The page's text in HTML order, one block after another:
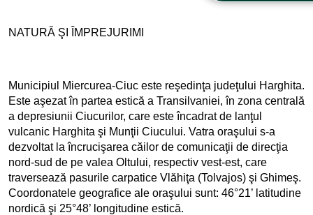
NATURĂ ŞI ÎMPREJURIMI
Municipiul Miercurea-Ciuc este reşedinţa judeţului Harghita.
Este aşezat în partea estică a Transilvaniei, în zona centrală
a depresiunii Ciucurilor, care este încadrat de lanţul
vulcanic Harghita şi Munţii Ciucului. Vatra oraşului s-a
dezvoltat la încrucişarea căilor de comunicaţii de direcţia
nord-sud de pe valea Oltului, respectiv vest-est, care
traversează pasurile carpatice Vlăhiţa (Tolvajos) şi Ghimeş.
Coordonatele geografice ale oraşului sunt: 46°21’ latitudine
nordică şi 25°48’ longitudine estică.